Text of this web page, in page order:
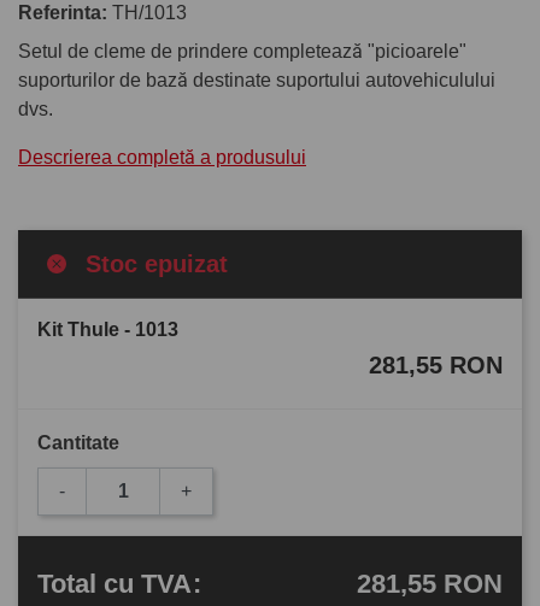
Referinta: TH/1013
Setul de cleme de prindere completează "picioarele"
suporturilor de bază destinate suportului autovehiculului
dvs.
Descrierea completă a produsului
Stoc epuizat
Kit Thule - 1013
281,55 RON
Cantitate
- +
Total cu TVA: 281,55 RON